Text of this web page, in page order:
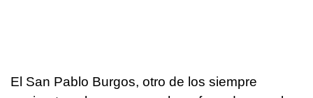
El San Pablo Burgos, otro de los siempre